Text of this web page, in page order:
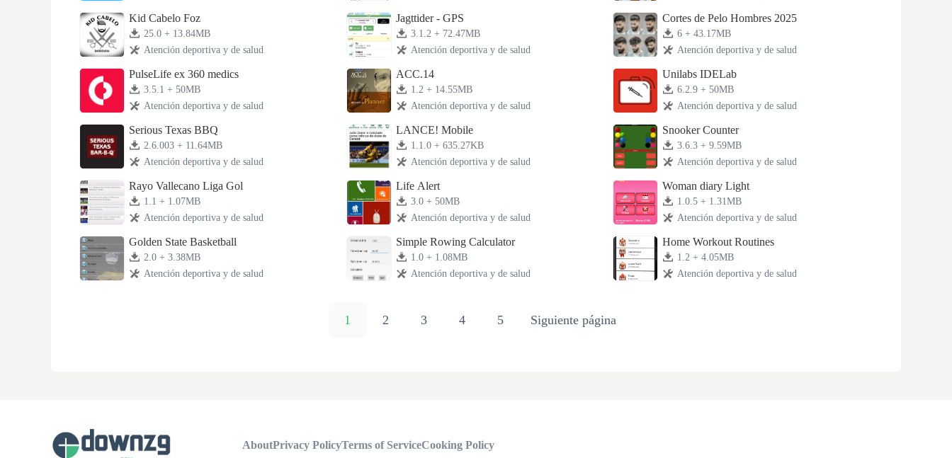
Kid Cabelo Foz
25.0 + 13.84MB
Atención deportiva y de salud
Jagttider - GPS
3.1.2 + 72.47MB
Atención deportiva y de salud
Cortes de Pelo Hombres 2025
6 + 43.17MB
Atención deportiva y de salud
PulseLife ex 360 medics
3.5.1 + 50MB
Atención deportiva y de salud
ACC.14
1.2 + 14.55MB
Atención deportiva y de salud
Unilabs IDELab
6.2.9 + 50MB
Atención deportiva y de salud
Serious Texas BBQ
2.6.003 + 11.64MB
Atención deportiva y de salud
LANCE! Mobile
1.1.0 + 635.27KB
Atención deportiva y de salud
Snooker Counter
3.6.3 + 9.59MB
Atención deportiva y de salud
Rayo Vallecano Liga Gol
1.1 + 1.07MB
Atención deportiva y de salud
Life Alert
3.0 + 50MB
Atención deportiva y de salud
Woman diary Light
1.0.5 + 1.31MB
Atención deportiva y de salud
Golden State Basketball
2.0 + 3.38MB
Atención deportiva y de salud
Simple Rowing Calculator
1.0 + 1.08MB
Atención deportiva y de salud
Home Workout Routines
1.2 + 4.05MB
Atención deportiva y de salud
1 2 3 4 5 Siguiente página
AboutPrivacy PolicyTerms of ServiceCooking Policy